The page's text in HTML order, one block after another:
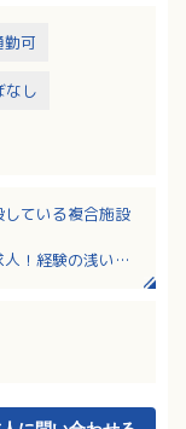
勤可
なし
している複合施設
！経験の浅い
実！